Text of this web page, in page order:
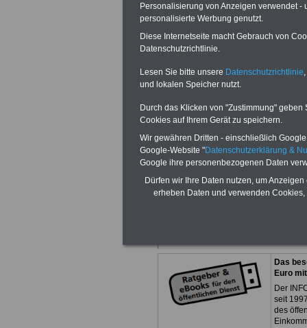
Mehr Anwälte
Beamtenrecht
Sie möchten
Das
Euro
Der
seit
des
Personalisierung von Anzeigen verwendet
personalisierte Werbung genutzt.
Diese Internetseite macht Gebrauch von
Datenschutzrichtlinie.
Lesen Sie bitte unsere Datenschutzrichtlinie
und lokalen Speicher nutzt.
Durch das Klicken von "Zustimmung"
Cookies auf Ihrem Gerät zu speichern.
Wir gewähren Dritten - einschließlich
Google-Website "Datenschutzerklärung &
Google ihre personenbezogenen Daten
Dürfen wir Ihre Daten nutzen, um
erheben Daten und verwenden